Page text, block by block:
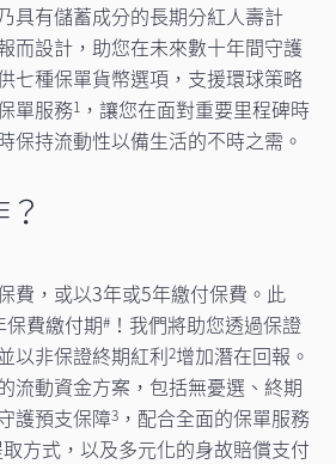
具有儲蓄成分的長期分紅人壽計
而設計，助您在未來數十年間守護
七種保單貨幣選項，支援環球策略
單服務1 ，讓您在面對重要里程碑時
保持流動性以備生活的不時之需。
費，或以3年或5年繳付保費。此
費繳付期# ！我們將助您透過保證
以非保證終期紅利2增加潛在回報。
流動資金方案，包括無憂選、終期
護預支保障3 ，配合全面的保單服務
方式，以及多元化的身故賠償支付